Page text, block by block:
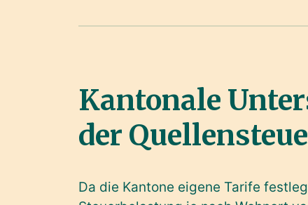
Kantonale
der
Da die Kantone eigene Tarife